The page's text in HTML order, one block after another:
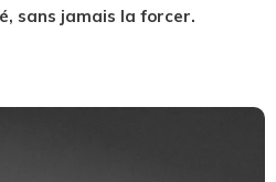
sans jamais la forcer.